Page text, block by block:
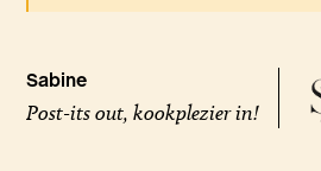
Sabine
Post-its out, kookplezier in!